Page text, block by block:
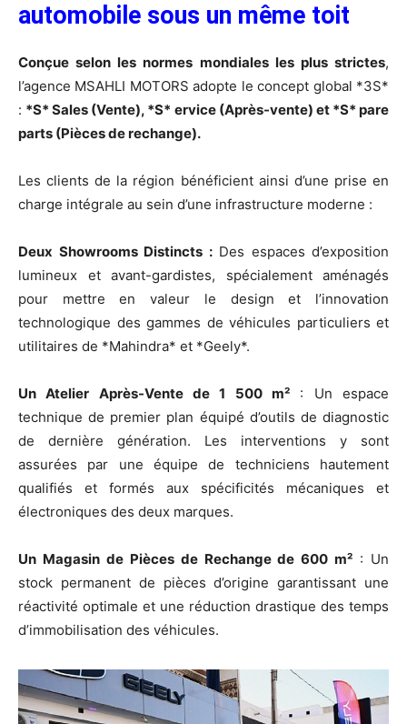
automobile sous un même toit
Conçue selon les normes mondiales les plus strictes,
l’agence MSAHLI MOTORS adopte le concept global *3S*
: *S* Sales (Vente), *S* ervice (Après-vente) et *S* pare
parts (Pièces de rechange).
Les clients de la région bénéficient ainsi d’une prise en
charge intégrale au sein d’une infrastructure moderne :
Deux Showrooms Distincts :Des espaces d’exposition
lumineux et avant-gardistes, spécialement aménagés
pour mettre en valeur le design et l’innovation
technologique des gammes de véhicules particuliers et
utilitaires de *Mahindra* et *Geely*.
Un Atelier Après-Vente de 1 500 m² : Un espace
technique de premier plan équipé d’outils de diagnostic
de dernière génération. Les interventions y sont
assurées par une équipe de techniciens hautement
qualifiés et formés aux spécificités mécaniques et
électroniques des deux marques.
Un Magasin de Pièces de Rechange de 600 m² : Un
stock permanent de pièces d’origine garantissant une
réactivité optimale et une réduction drastique des temps
d’immobilisation des véhicules.